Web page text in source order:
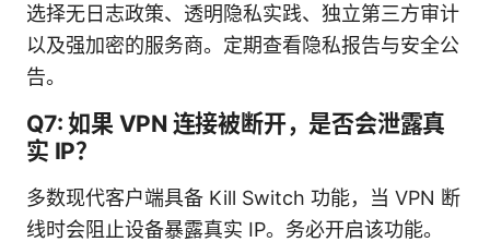
选择无日志政策、透明隐私实践、独立第三方审计
以及强加密的服务商。定期查看隐私报告与安全公
告。
Q7: 如果 VPN 连接被断开，是否会泄露真
实 IP？
多数现代客户端具备 Kill Switch 功能，当 VPN 断
线时会阻止设备暴露真实 IP。务必开启该功能。